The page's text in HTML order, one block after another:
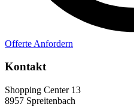
Offerte Anfordern
Kontakt
Shopping Center 13
8957 Spreitenbach